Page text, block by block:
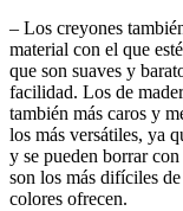
– Los creyones
material con el que
que son suaves y
facilidad. Los de
también más caros y
los más versátiles, ya
y se pueden borrar
son los más difíciles
colores ofrecen.